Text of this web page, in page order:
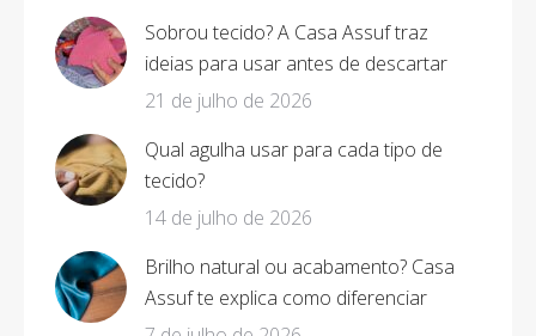
Sobrou tecido? A Casa Assuf traz
ideias para usar antes de descartar
21 de julho de 2026
Qual agulha usar para cada tipo de
tecido?
14 de julho de 2026
Brilho natural ou acabamento? Casa
Assuf te explica como diferenciar